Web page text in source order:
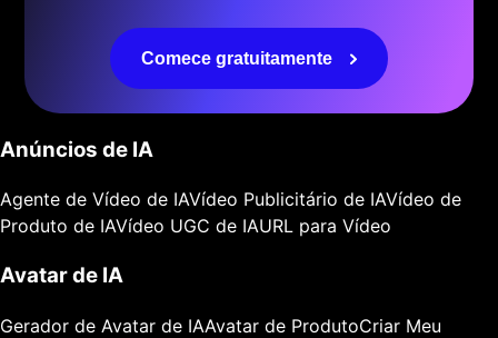
Comece gratuitamente
Anúncios de IA
Agente de Vídeo de IAVídeo Publicitário de IAVídeo de
Produto de IAVídeo UGC de IAURL para Vídeo
Avatar de IA
Gerador de Avatar de IAAvatar de ProdutoCriar Meu